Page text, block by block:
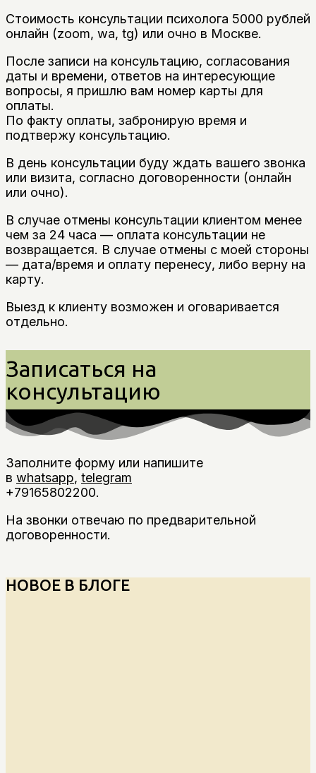
Стоимость консультации психолога 5000 рублей
онлайн (zoom, wa, tg) или очно в Москве.
После записи на консультацию, согласования
даты и времени, ответов на интересующие
вопросы, я пришлю вам номер карты для
оплаты.
По факту оплаты, забронирую время и
подтвержу консультацию.
В день консультации буду ждать вашего звонка
или визита, согласно договоренности (онлайн
или очно).
В случае отмены консультации клиентом менее
чем за 24 часа — оплата консультации не
возвращается. В случае отмены с моей стороны
— дата/время и оплату перенесу, либо верну на
карту.
Выезд к клиенту возможен и оговаривается
отдельно.
Записаться на
консультацию
Заполните форму или напишите
в whatsapp, telegram
+79165802200.
На звонки отвечаю по предварительной
договоренности.
НОВОЕ В БЛОГЕ